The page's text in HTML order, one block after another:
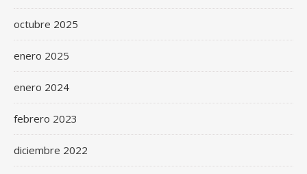
octubre 2025
enero 2025
enero 2024
febrero 2023
diciembre 2022